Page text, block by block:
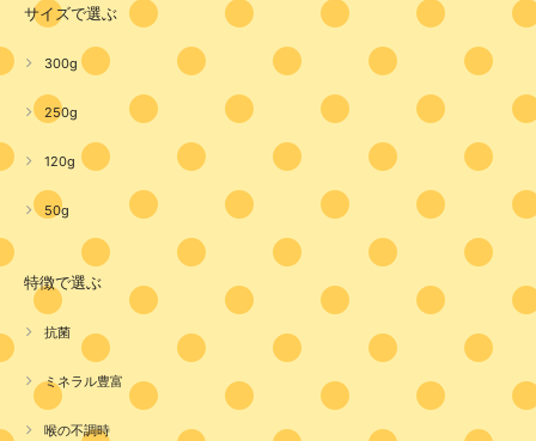
サイズで選ぶ
300g
250g
120g
50g
特徴で選ぶ
抗菌
ミネラル豊富
喉の不調時